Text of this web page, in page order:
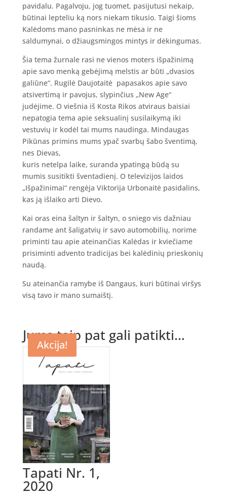
pavidalu. Pagalvoju, jog tuomet, pasijutusi nekaip,
būtinai lepteliu ką nors niekam tikusio. Taigi šioms
Kalėdoms mano pasninkas ne mėsa ir ne
saldumynai, o džiaugsmingos mintys ir dėkingumas.
Šia tema žurnale rasi ne vienos moters išpažinimą
apie savo menką gebėjimą melstis ar būti „dvasios
galiūne“. Rugilė Daujotaitė papasakos apie savo
atsivertimą ir pavojus, slypinčius „New Age“
judėjime. O viešnia iš Kosta Rikos atviraus baisiai
nepatogia tema apie seksualinį susilaikymą iki
vestuvių ir kodėl tai mums naudinga. Mindaugas
Pikūnas primins mums ypač svarbų šabo šventimą,
nes Dievas,
kuris netelpa laike, suranda ypatingą būdą su
mumis susitikti šventadienį. O televizijos laidos
„Išpažinimai“ rengėja Viktorija Urbonaitė pasidalins,
kas ją išlaiko arti Dievo.
Kai oras eina šaltyn ir šaltyn, o sniego vis dažniau
randame ant šaligatvių ir savo automobilių, norime
priminti tau apie ateinančias Kalėdas ir kviečiame
prisiminti advento tradicijas bei kalėdinių prieskonių
naudą.
Su ateinančia ramybe iš Dangaus, kuri būtinai viršys
visą tavo ir mano sumaištį.
Jums taip pat gali patikti…
Akcija!
Tapati Nr. 1,
2020
Akcija!